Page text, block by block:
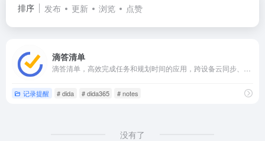
排序 发布 更新 浏览 点赞
滴答清单
记录提醒 # dida # dida365 # notes
没有了